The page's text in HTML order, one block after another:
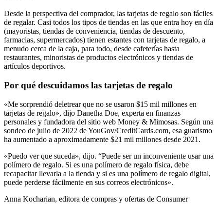
Desde la perspectiva del comprador, las tarjetas de regalo son fáciles
de regalar. Casi todos los tipos de tiendas en las que entra hoy en día
(mayoristas, tiendas de conveniencia, tiendas de descuento,
farmacias, supermercados) tienen estantes con tarjetas de regalo, a
menudo cerca de la caja, para todo, desde cafeterías hasta
restaurantes, minoristas de productos electrónicos y tiendas de
artículos deportivos.
Por qué descuidamos las tarjetas de regalo
«Me sorprendió deletrear que no se usaron $15 mil millones en
tarjetas de regalo», dijo Danetha Doe, experta en finanzas
personales y fundadora del sitio web Money & Mimosas. Según una
sondeo de julio de 2022 de YouGov/CreditCards.com, esa guarismo
ha aumentado a aproximadamente $21 mil millones desde 2021.
«Puedo ver que suceda», dijo. “Puede ser un inconveniente usar una
polímero de regalo. Si es una polímero de regalo física, debe
recapacitar llevarla a la tienda y si es una polímero de regalo digital,
puede perderse fácilmente en sus correos electrónicos».
Anna Kocharian, editora de compras y ofertas de Consumer